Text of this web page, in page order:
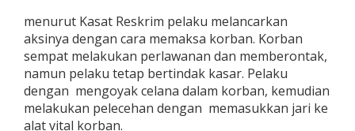
i
n
y
a
d
i
K
e
​menurut Kasat Reskrim pelaku melancarkan
aksinya dengan cara memaksa korban. Korban
sempat melakukan perlawanan dan memberontak,
namun pelaku tetap bertindak kasar. Pelaku
dengan mengoyak celana dalam korban, kemudian
melakukan pelecehan dengan memasukkan jari ke
alat vital korban.